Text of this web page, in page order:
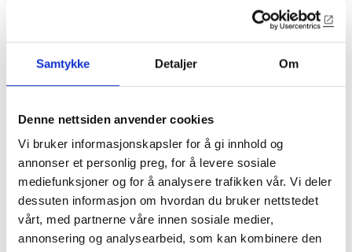
Samtykke Detaljer Om
Denne nettsiden anvender cookies
Vi bruker informasjonskapsler for å gi innhold og
annonser et personlig preg, for å levere sosiale
mediefunksjoner og for å analysere trafikken vår. Vi deler
dessuten informasjon om hvordan du bruker nettstedet
vårt, med partnerne våre innen sosiale medier,
annonsering og analysearbeid, som kan kombinere den
1291
21x21mm kvartstafflist
Original fra Sjøholt Hotell 1903
Lagerførte varianter
1291-EIK